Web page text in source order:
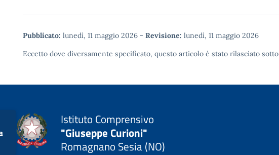
Pubblicato: lunedì, 11 maggio 2026 - Revisione: lunedì, 11 maggio 2026
Eccetto dove diversamente specificato, questo articolo è stato rilasciato sotto
Istituto Comprensivo
"Giuseppe Curioni"
Romagnano Sesia (NO)